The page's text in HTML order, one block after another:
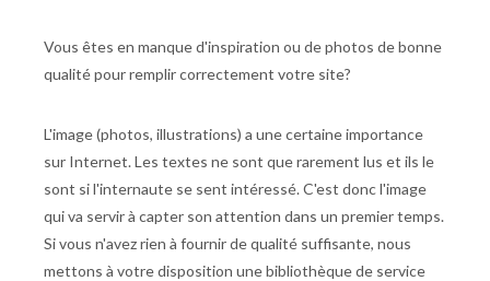
Vous êtes en manque d'inspiration ou de photos de bonne
qualité pour remplir correctement votre site?
L'image (photos, illustrations) a une certaine importance
sur Internet. Les textes ne sont que rarement lus et ils le
sont si l'internaute se sent intéressé. C'est donc l'image
qui va servir à capter son attention dans un premier temps.
Si vous n'avez rien à fournir de qualité suffisante, nous
mettons à votre disposition une bibliothèque de service